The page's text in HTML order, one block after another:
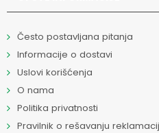
Često postavljana pitanja
Informacije o dostavi
Uslovi korišćenja
O nama
Politika privatnosti
Pravilnik o rešavanju